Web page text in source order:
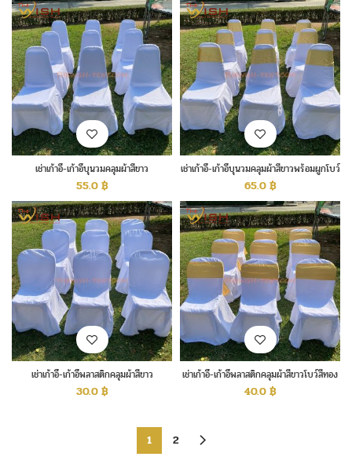
เช่าเก้าอี้-เก้าอี้บุนวมคลุมผ้าสีขาว
55.0฿
เช่าเก้าอี้-เก้าอี้บุนวมคลุมผ้าสีขาวพร้อมผูกโบว์
สีทอง
65.0฿
เช่าเก้าอี้-เก้าอี้พลาสติกคลุมผ้าสีขาว
30.0฿
เช่าเก้าอี้-เก้าอี้พลาสติกคลุมผ้าสีขาวโบว์สีทอง
40.0฿
1 2